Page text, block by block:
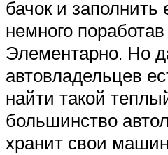
бачок и заполнить
немного
Элементарно. Но
автовладельцев
найти такой
большинство
хранит свои